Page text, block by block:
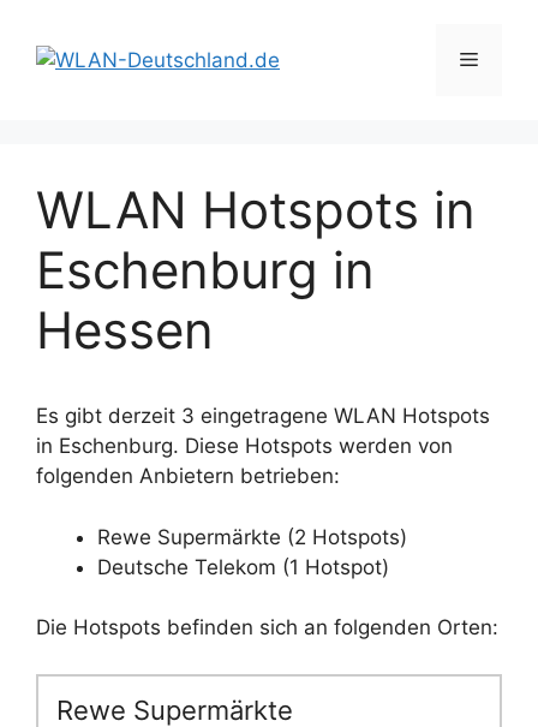
Inhalt
springen
Menü
WLAN Hotspots in
Eschenburg in
Hessen
Es gibt derzeit 3 eingetragene WLAN Hotspots
in Eschenburg. Diese Hotspots werden von
folgenden Anbietern betrieben:
Rewe Supermärkte (2 Hotspots)
Deutsche Telekom (1 Hotspot)
Die Hotspots befinden sich an folgenden Orten:
Rewe Supermärkte